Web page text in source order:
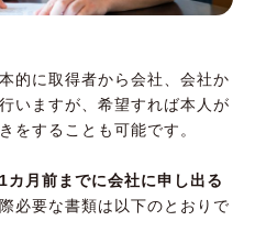
的に取得者から会社、会社か
いますが、希望すれば本人が
をすることも可能です。
カ月前までに会社に申し出る
必要な書類は以下のとおりで